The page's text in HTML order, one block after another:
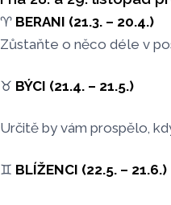
♈️ BERANI (21.3. – 20.4.)
Zůstaňte o něco déle v
♉️ BÝCI (21.4. – 21.5.)
Určitě by vám prospělo,
♊️ BLÍŽENCI (22.5. – 21.6.)